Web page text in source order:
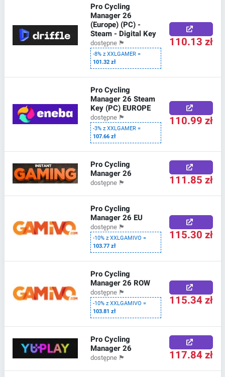
Pro Cycling
Manager 26
(Europe) (PC) -
Steam - Digital Key
dostępne 🏴
-8% z XXLGAMER =
101.32 zł
110.13 zł
Pro Cycling
Manager 26 Steam
Key (PC) EUROPE
dostępne 🏴
-3% z XXLGAMER =
107.66 zł
110.99 zł
Pro Cycling
Manager 26
dostępne 🏴 111.85 zł
Pro Cycling
Manager 26 EU
dostępne 🏴
-10% z XXLGAMIVO =
103.77 zł
115.30 zł
Pro Cycling
Manager 26 ROW
dostępne 🏴
-10% z XXLGAMIVO =
103.81 zł
115.34 zł
Pro Cycling
Manager 26
dostępne 🏴 117.84 zł